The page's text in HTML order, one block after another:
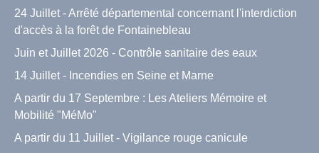
24 Juillet - Arrêté départemental concernant l'interdiction
d'accès à la forêt de Fontainebleau
Juin et Juillet 2026 - Contrôle sanitaire des eaux
14 Juillet - Incendies en Seine et Marne
A partir du 17 Septembre : Les Ateliers Mémoire et
Mobilité "MéMo"
A partir du 11 Juillet - Vigilance rouge canicule